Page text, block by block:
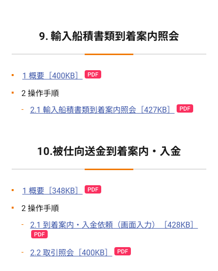
9. 輸入船積書類到着案内照会
1 概要［400KB］
2 操作手順
2.1 輸入船積書類到着案内照会［427KB］
10.被仕向送金到着案内・入金
1 概要［348KB］
2 操作手順
2.1 到着案内・入金依頼（画面入力）［428KB］
2.2 取引照会［400KB］